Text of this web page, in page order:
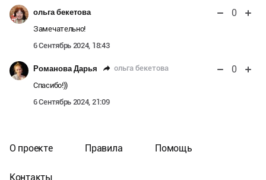
ольга бекетова 0
Замечательно!
6 Сентябрь 2024, 18:43
Романова Дарья ольга бекетова 0
Спасибо!))
6 Сентябрь 2024, 21:09
О проекте Правила Помощь
Контакты